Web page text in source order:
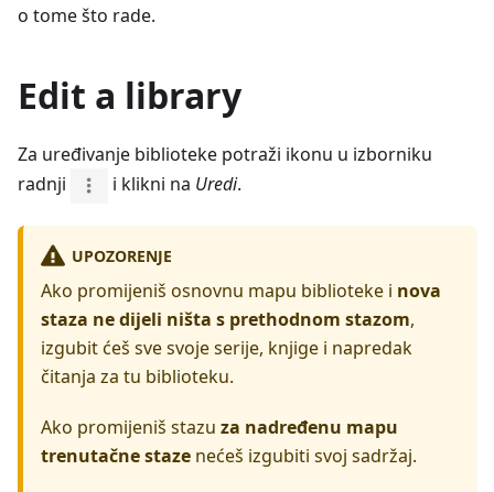
o tome što rade.
Edit a library
Za uređivanje biblioteke potraži ikonu u izborniku
radnji
i klikni na Uredi.
UPOZORENJE
Ako promijeniš osnovnu mapu biblioteke i nova
staza ne dijeli ništa s prethodnom stazom,
izgubit ćeš sve svoje serije, knjige i napredak
čitanja za tu biblioteku.
Ako promijeniš stazu za nadređenu mapu
trenutačne staze nećeš izgubiti svoj sadržaj.